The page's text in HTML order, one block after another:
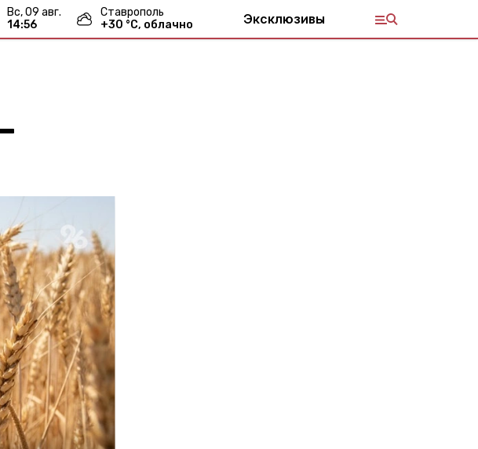
вс, 09 авг.
14:56
Ставрополь
+30 °С, облачно Эксклюзивы